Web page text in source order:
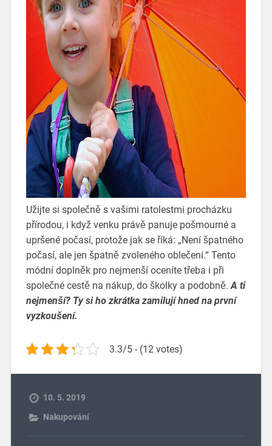
Užijte si společně s vašimi ratolestmi procházku
přírodou, i když venku právě panuje pošmourné a
upršené počasí, protože jak se říká: „Není špatného
počasí, ale jen špatně zvoleného oblečení.“ Tento
módní doplněk pro nejmenší oceníte třeba i při
společné cestě na nákup, do školky a podobně.A ti
nejmenší? Ty si ho zkrátka zamilují hned na první
vyzkoušení.
3.3/5 - (12 votes)
10. 5. 2019
Nakupování